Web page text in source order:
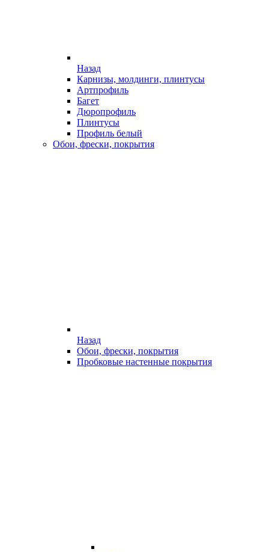
Назад
Карнизы, молдинги, плинтусы
Артпрофиль
Багет
Дюропрофиль
Плинтусы
Профиль белый
Обои, фрески, покрытия
Назад
Обои, фрески, покрытия
Пробковые настенные покрытия